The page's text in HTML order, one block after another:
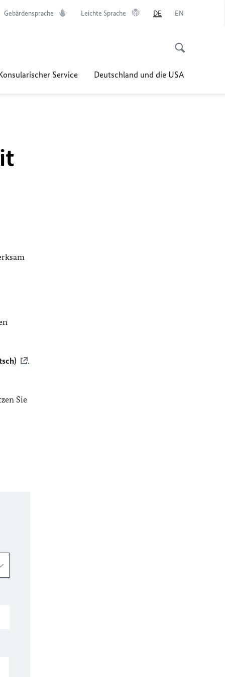
Gebärdensprache Leichte Sprache DE EN
Service Deutschland und die USA
.
Sie